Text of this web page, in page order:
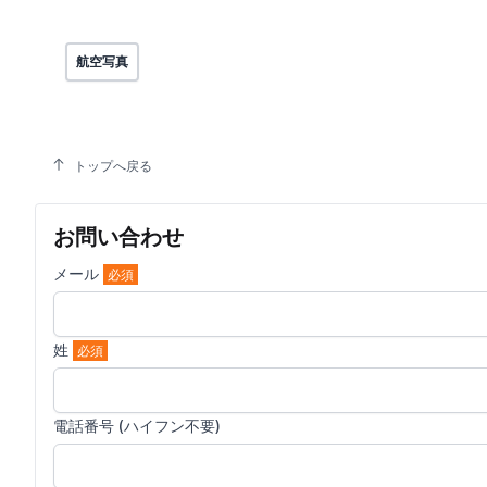
航空写真
トップへ戻る
お問い合わせ
メール 必須
姓 必須
電話番号 (ハイフン不要)